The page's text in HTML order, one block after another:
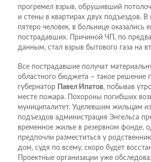
прогремел взрыв, обрушивший
и стены в квартирах двух подъездов.
пятеро человек, в больнице оказались
пострадавших. Причиной ЧП, по
данным, стал взрыв бытового газа на
Все пострадавшие получат
областного бюджета – такое решение
губернатор Павел Ипатов, побывав
месте пожара. Похороны погибших
муниципалитет. Уцелевшим жильцам
подъездов администрация Энгельса
временное жилье в резервном фонде,
предпочли разместиться у
дом, судя по всему, скоро будет
Проектные организации уже